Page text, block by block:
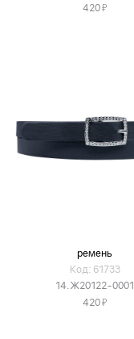
420Я
ремень
Код: 61733
14.Ж20122-0001
420Я